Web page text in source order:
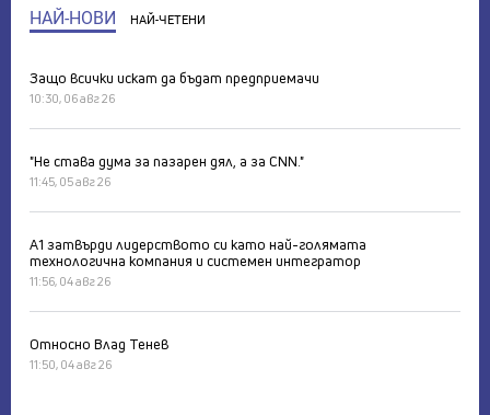
НАЙ-НОВИ НАЙ-ЧЕТЕНИ
Защо всички искат да бъдат предприемачи
10:30, 06 авг 26
"Не става дума за пазарен дял, а за CNN."
11:45, 05 авг 26
А1 затвърди лидерството си като най-голямата
технологична компания и системен интегратор
11:56, 04 авг 26
Относно Влад Тенев
11:50, 04 авг 26